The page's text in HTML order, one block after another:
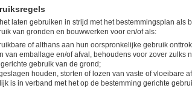
laten gebruiken in strijd met het bestemmingsplan als
van gronden en bouwwerken voor en/of als:
of althans aan hun oorspronkelijke gebruik
van emballage en/of afval, behoudens voor zover zulks
gebruik van de grond;
houden, storten of lozen van vaste of vloeibare
is in verband met het op de bestemming gerichte